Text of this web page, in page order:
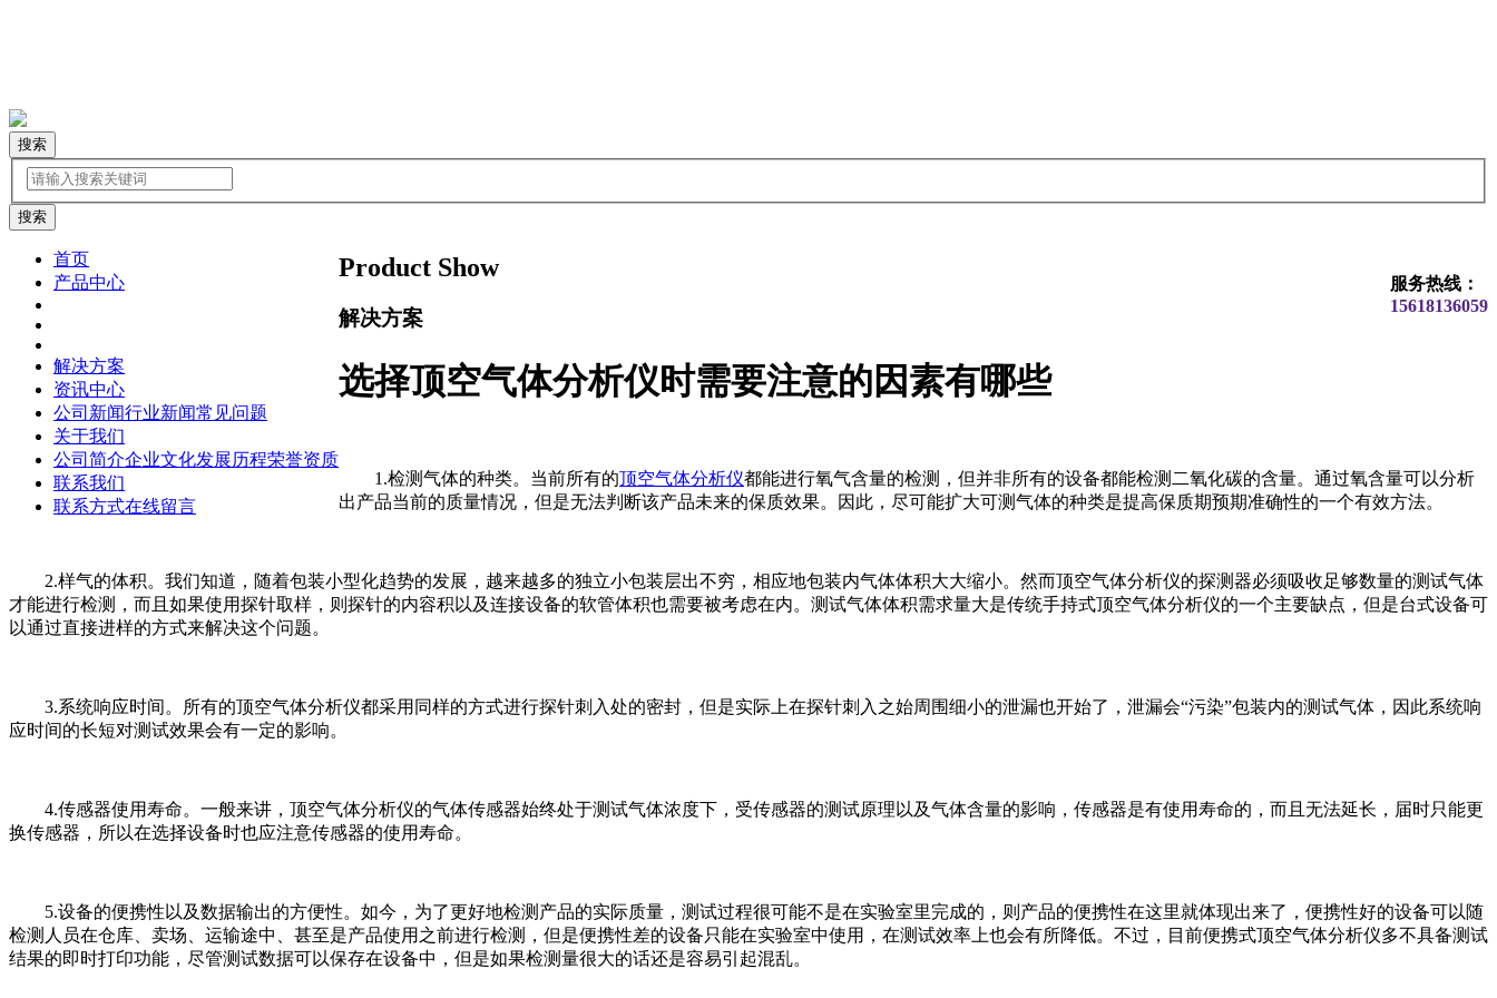
搜索
服务热线：
15618136059
首页
产品中心
解决方案
资讯中心
公司新闻行业新闻常见问题
关于我们
公司简介企业文化发展历程荣誉资质
联系我们
联系方式在线留言
Product Show
解决方案
选择顶空气体分析仪时需要注意的因素有哪些
1.检测气体的种类。当前所有的顶空气体分析仪都能进行氧气含量的检测，但并非所有的设备都能检测二氧化碳的含量。通过氧含量可以分析
出产品当前的质量情况，但是无法判断该产品未来的保质效果。因此，尽可能扩大可测气体的种类是提高保质期预期准确性的一个有效方法。
2.样气的体积。我们知道，随着包装小型化趋势的发展，越来越多的独立小包装层出不穷，相应地包装内气体体积大大缩小。然而顶空气体分析仪的探测器必须吸收足够数量的测试气体
才能进行检测，而且如果使用探针取样，则探针的内容积以及连接设备的软管体积也需要被考虑在内。测试气体体积需求量大是传统手持式顶空气体分析仪的一个主要缺点，但是台式设备可
以通过直接进样的方式来解决这个问题。
3.系统响应时间。所有的顶空气体分析仪都采用同样的方式进行探针刺入处的密封，但是实际上在探针刺入之始周围细小的泄漏也开始了，泄漏会“污染”包装内的测试气体，因此系统响
应时间的长短对测试效果会有一定的影响。
4.传感器使用寿命。一般来讲，顶空气体分析仪的气体传感器始终处于测试气体浓度下，受传感器的测试原理以及气体含量的影响，传感器是有使用寿命的，而且无法延长，届时只能更
换传感器，所以在选择设备时也应注意传感器的使用寿命。
5.设备的便携性以及数据输出的方便性。如今，为了更好地检测产品的实际质量，测试过程很可能不是在实验室里完成的，则产品的便携性在这里就体现出来了，便携性好的设备可以随
检测人员在仓库、卖场、运输途中、甚至是产品使用之前进行检测，但是便携性差的设备只能在实验室中使用，在测试效率上也会有所降低。不过，目前便携式顶空气体分析仪多不具备测试
结果的即时打印功能，尽管测试数据可以保存在设备中，但是如果检测量很大的话还是容易引起混乱。